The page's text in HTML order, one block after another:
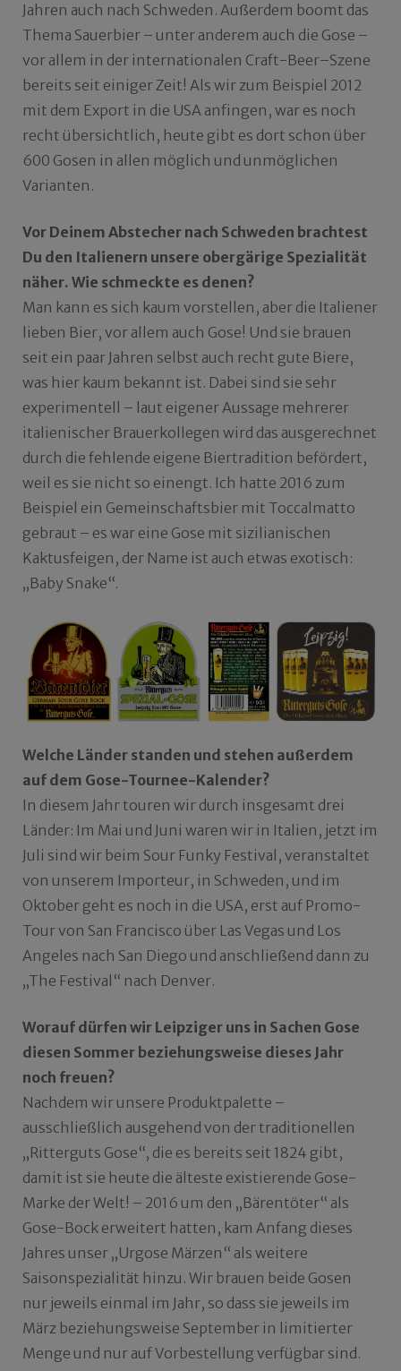
Jahren auch nach Schweden. Außerdem boomt das
Thema Sauerbier – unter anderem auch die Gose –
vor allem in der internationalen Craft-Beer–Szene
bereits seit einiger Zeit! Als wir zum Beispiel 2012
mit dem Export in die USA anfingen, war es noch
recht übersichtlich, heute gibt es dort schon über
600 Gosen in allen möglich und unmöglichen
Varianten.
Vor Deinem Abstecher nach Schweden brachtest
Du den Italienern unsere obergärige Spezialität
näher. Wie schmeckte es denen?
Man kann es sich kaum vorstellen, aber die Italiener
lieben Bier, vor allem auch Gose! Und sie brauen
seit ein paar Jahren selbst auch recht gute Biere,
was hier kaum bekannt ist. Dabei sind sie sehr
experimentell – laut eigener Aussage mehrerer
italienischer Brauerkollegen wird das ausgerechnet
durch die fehlende eigene Biertradition befördert,
weil es sie nicht so einengt. Ich hatte 2016 zum
Beispiel ein Gemeinschaftsbier mit Toccalmatto
gebraut – es war eine Gose mit sizilianischen
Kaktusfeigen, der Name ist auch etwas exotisch:
„Baby Snake“.
Welche Länder standen und stehen außerdem
auf dem Gose-Tournee-Kalender?
In diesem Jahr touren wir durch insgesamt drei
Länder: Im Mai und Juni waren wir in Italien, jetzt im
Juli sind wir beim Sour Funky Festival, veranstaltet
von unserem Importeur, in Schweden, und im
Oktober geht es noch in die USA, erst auf Promo-
Tour von San Francisco über Las Vegas und Los
Angeles nach San Diego und anschließend dann zu
„The Festival“ nach Denver.
Worauf dürfen wir Leipziger uns in Sachen Gose
diesen Sommer beziehungsweise dieses Jahr
noch freuen?
Nachdem wir unsere Produktpalette –
ausschließlich ausgehend von der traditionellen
„Ritterguts Gose“, die es bereits seit 1824 gibt,
damit ist sie heute die älteste existierende Gose-
Marke der Welt! – 2016 um den „Bärentöter“ als
Gose-Bock erweitert hatten, kam Anfang dieses
Jahres unser „Urgose Märzen“ als weitere
Saisonspezialität hinzu. Wir brauen beide Gosen
nur jeweils einmal im Jahr, so dass sie jeweils im
März beziehungsweise September in limitierter
Menge und nur auf Vorbestellung verfügbar sind.